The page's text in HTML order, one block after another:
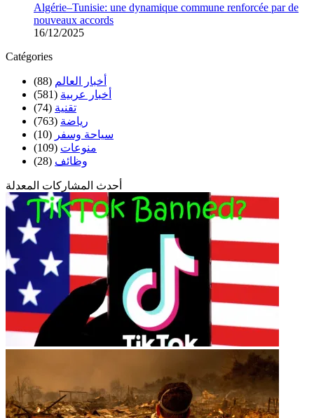
Algérie–Tunisie: une dynamique commune renforcée par de
nouveaux accords
16/12/2025
Catégories
أخبار العالم (88)
أخبار عربية (581)
تقنية (74)
رياضة (763)
سياحة وسفر (10)
منوعات (109)
وظائف (28)
أحدث المشاركات المعدلة